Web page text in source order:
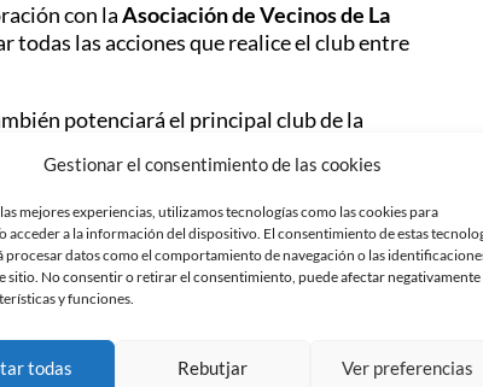
Gestionar el consentimiento de las cookies
mejores experiencias, utilizamos tecnologías como las cookies para
acceder a la información del dispositivo. El consentimiento de estas
procesar datos como el comportamiento de navegación o las
sitio. No consentir o retirar el consentimiento, puede afectar negativamente
y funciones.
todas Rebutjar Ver preferencias
con laAsociación de Vecinos de La
todas las acciones que realice el club entre
potenciará el principal club de la
ya que esta asociación de vecinos
otras ventajas.
de la AA.VV. de La Planada del
Manuel Lorenzo Santos, el consejero
los encargados de rubricar el acuerdo.
con los ciudadanos sabadellenses.